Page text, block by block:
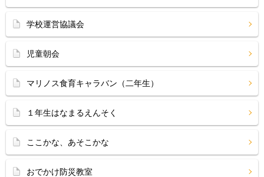
学校運営協議会
児童朝会
マリノス食育キャラバン（二年生）
１年生はなまるえんそく
ここかな、あそこかな
おでかけ防災教室